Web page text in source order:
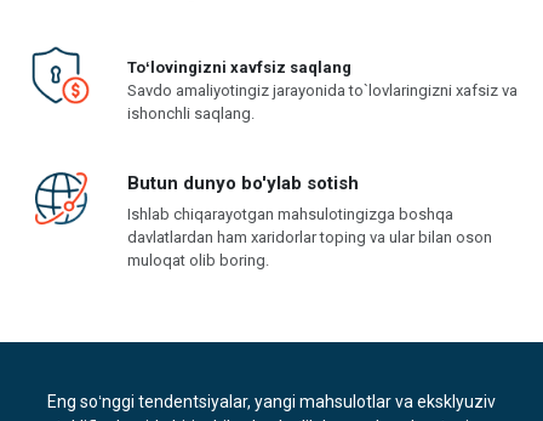
Toʻlovingizni xavfsiz saqlang
Savdo amaliyotingiz jarayonida to`lovlaringizni xafsiz va
ishonchli saqlang.
Butun dunyo bo'ylab sotish
Ishlab chiqarayotgan mahsulotingizga boshqa
davlatlardan ham xaridorlar toping va ular bilan oson
muloqat olib boring.
Eng soʻnggi tendentsiyalar, yangi mahsulotlar va eksklyuziv